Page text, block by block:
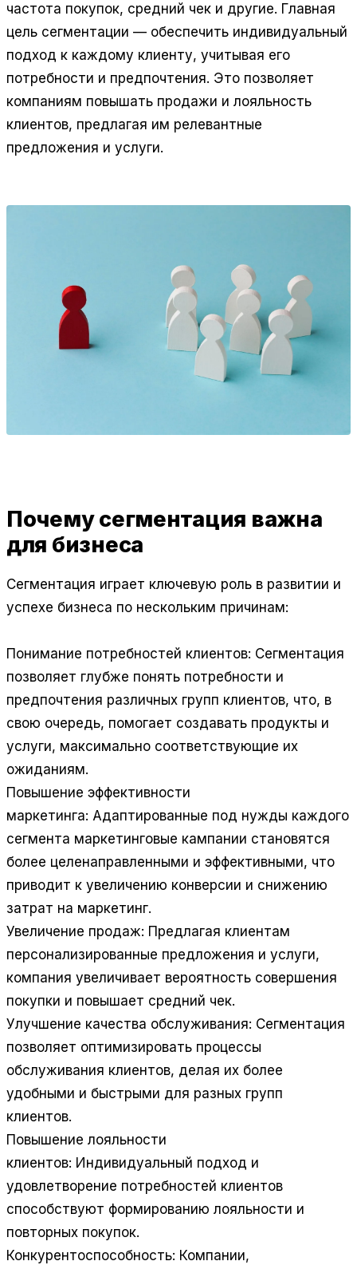
частота покупок, средний чек и другие. Главная
цель сегментации — обеспечить индивидуальный
подход к каждому клиенту, учитывая его
потребности и предпочтения. Это позволяет
компаниям повышать продажи и лояльность
клиентов, предлагая им релевантные
предложения и услуги.
Почему сегментация важна
для бизнеса
Сегментация играет ключевую роль в развитии и
успехе бизнеса по нескольким причинам:
Понимание потребностей клиентов: Сегментация
позволяет глубже понять потребности и
предпочтения различных групп клиентов, что, в
свою очередь, помогает создавать продукты и
услуги, максимально соответствующие их
ожиданиям.
Повышение эффективности
маркетинга: Адаптированные под нужды каждого
сегмента маркетинговые кампании становятся
более целенаправленными и эффективными, что
приводит к увеличению конверсии и снижению
затрат на маркетинг.
Увеличение продаж: Предлагая клиентам
персонализированные предложения и услуги,
компания увеличивает вероятность совершения
покупки и повышает средний чек.
Улучшение качества обслуживания: Сегментация
позволяет оптимизировать процессы
обслуживания клиентов, делая их более
удобными и быстрыми для разных групп
клиентов.
Повышение лояльности
клиентов: Индивидуальный подход и
удовлетворение потребностей клиентов
способствуют формированию лояльности и
повторных покупок.
Конкурентоспособность: Компании,